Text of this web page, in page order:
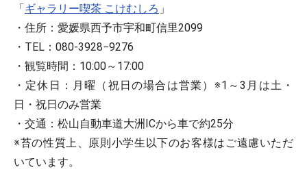
「ギャラリー喫茶 こけむしろ 」
・住所：愛媛県西予市宇和町信里2099
・TEL：080-3928−9276
・観覧時間：10:00～17:00
・定休日：月曜（祝日の場合は営業）※1～3月は土・
日・祝日のみ営業
・交通：松山自動車道大洲ICから車で約25分
※苔の性質上、原則小学生以下のお客様はご遠慮いただ
いています。